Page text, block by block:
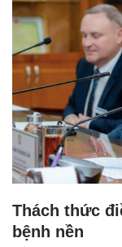
Thách thức
bệnh nền